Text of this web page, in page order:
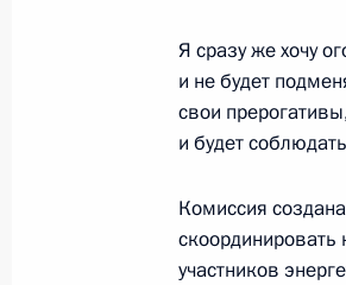
последствий
9 июля 2012 года,
Я сразу же хочу
и не будет
свои
и будет
Комиссия
скоординировать
участников